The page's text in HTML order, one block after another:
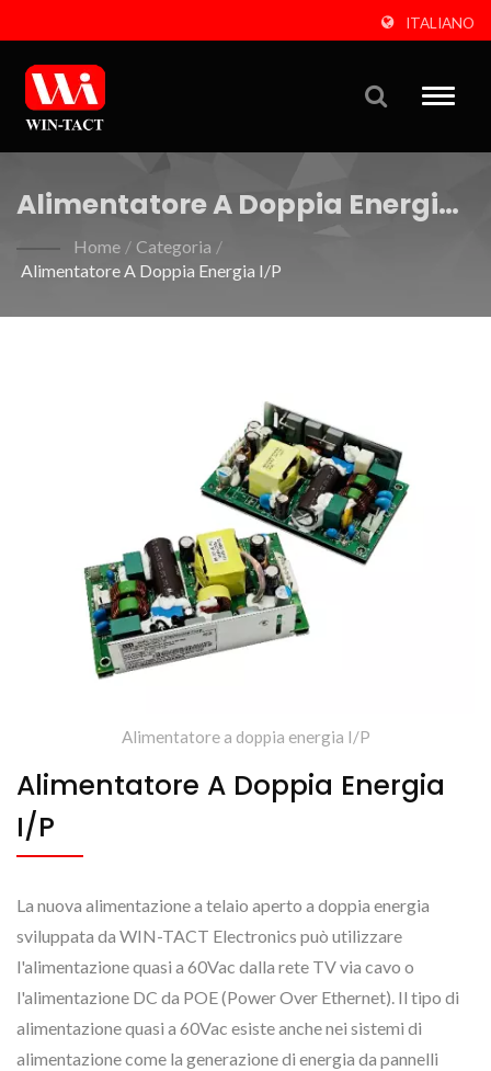
ITALIANO
Toggle
Alimentatore A Doppia Energia
I/P
Home / Categoria /
Alimentatore A Doppia Energia I/P
Alimentatore a doppia energia I/P
Alimentatore A Doppia Energia
I/P
La nuova alimentazione a telaio aperto a doppia energia
sviluppata da WIN-TACT Electronics può utilizzare
l'alimentazione quasi a 60Vac dalla rete TV via cavo o
l'alimentazione DC da POE (Power Over Ethernet). Il tipo di
alimentazione quasi a 60Vac esiste anche nei sistemi di
alimentazione come la generazione di energia da pannelli